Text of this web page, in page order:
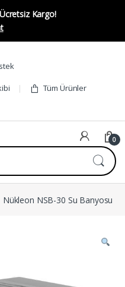
Kargo!
Tüm Ürünler
0
Nükleon NSB-30 Su Banyosu